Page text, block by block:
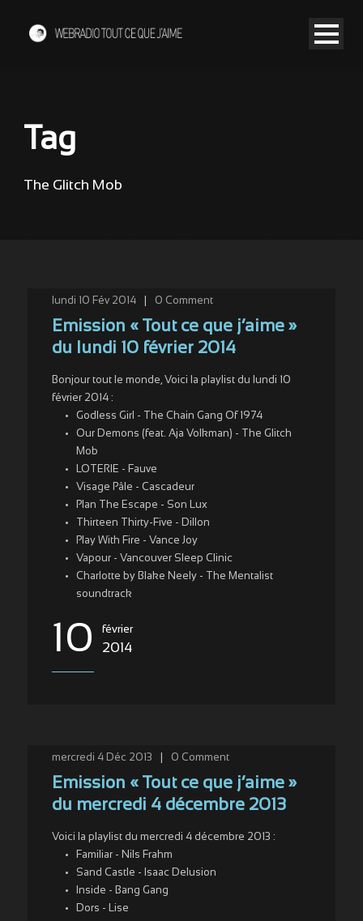
Tag
The Glitch Mob
lundi 10 Fév 2014 0 Comment
Emission « Tout ce que j’aime »
du lundi 10 février 2014
Bonjour tout le monde, Voici la playlist du lundi 10
février 2014 :
Godless Girl - The Chain Gang Of 1974
Our Demons (feat. Aja Volkman) - The Glitch
Mob
LOTERIE - Fauve
Visage Pâle - Cascadeur
Plan The Escape - Son Lux
Thirteen Thirty-Five - Dillon
Play With Fire - Vance Joy
Vapour - Vancouver Sleep Clinic
Charlotte by Blake Neely - The Mentalist
soundtrack
10 février
2014
mercredi 4 Déc 2013 0 Comment
Emission « Tout ce que j’aime »
du mercredi 4 décembre 2013
Voici la playlist du mercredi 4 décembre 2013 :
Familiar - Nils Frahm
Sand Castle - Isaac Delusion
Inside - Bang Gang
Dors - Lise